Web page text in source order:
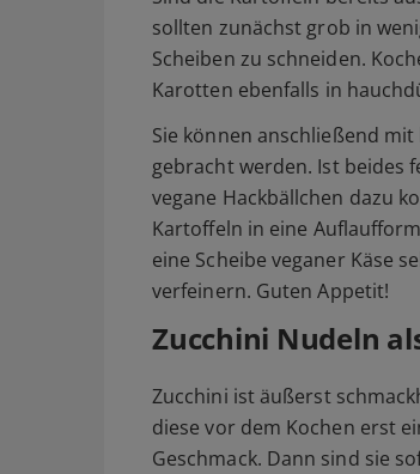
sollten zunächst grob in
Scheiben zu schneiden.
Karotten ebenfalls in
Sie können anschließend
gebracht werden. Ist beides
vegane Hackbällchen dazu
Kartoffeln in eine
eine Scheibe veganer Käse
verfeinern. Guten Appetit!
Zucchini Nudeln
Zucchini ist äußerst
diese vor dem Kochen erst
Geschmack. Dann sind sie